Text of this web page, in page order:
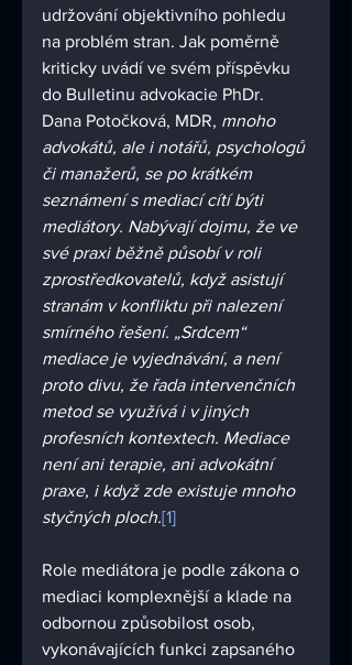
udržování objektivního pohledu
na problém stran. Jak poměrně
kriticky uvádí ve svém příspěvku
do Bulletinu advokacie PhDr.
Dana Potočková, MDR, mnoho
advokátů, ale i notářů, psychologů
či manažerů, se po krátkém
seznámení s mediací cítí býti
mediátory. Nabývají dojmu, že ve
své praxi běžně působí v roli
zprostředkovatelů, když asistují
stranám v konfliktu při nalezení
smírného řešení. „Srdcem“
mediace je vyjednávání, a není
proto divu, že řada intervenčních
metod se využívá i v jiných
profesních kontextech. Mediace
není ani terapie, ani advokátní
praxe, i když zde existuje mnoho
styčných ploch.[1]
Role mediátora je podle zákona o
mediaci komplexnější a klade na
odbornou způsobilost osob,
vykonávajících funkci zapsaného